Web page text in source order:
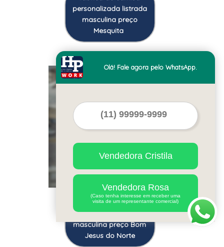
personalizada listrada
masculina preço
Mesquita
Cod.:39216
onde vende camisa
personalizada jeans
masculina preço Bom
Jesus do Norte
Olá! Fale agora pelo WhatsApp.
Vendedora Cristila
Vendedora Rosa
(Caso tenha interesse em receber uma
visita de um representante comercial)